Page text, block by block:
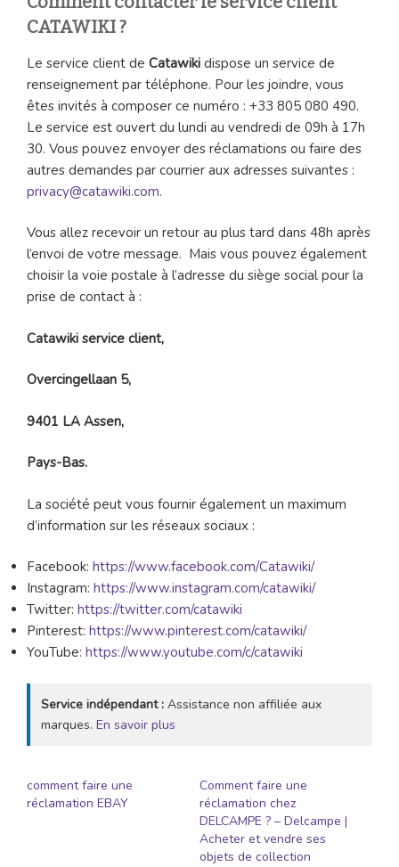
CATAWIKI ?
Le service client de Catawiki dispose un service de
renseignement par téléphone. Pour les joindre, vous
êtes invités à composer ce numéro : +33 805 080 490.
Le service est ouvert du lundi au vendredi de 09h à 17h
30. Vous pouvez envoyer des réclamations ou faire des
autres demandes par courrier aux adresses suivantes :
privacy@catawiki.com.
Vous allez recevoir un retour au plus tard dans 48h après
l’envoi de votre message. Mais vous pouvez également
choisir la voie postale à l’adresse du siège social pour la
prise de contact à :
Catawiki service client,
Overcingellaan 5,
9401 LA Assen,
Pays-Bas.
La société peut vous fournir également un maximum
d’information sur les réseaux sociaux :
Facebook: https://www.facebook.com/Catawiki/
Instagram: https://www.instagram.com/catawiki/
Twitter: https://twitter.com/catawiki
Pinterest: https://www.pinterest.com/catawiki/
YouTube: https://www.youtube.com/c/catawiki
Service indépendant : Assistance non affiliée aux
marques. En savoir plus
comment faire une
réclamation EBAY
Comment faire une
réclamation chez
DELCAMPE ? – Delcampe |
Acheter et vendre ses
objets de collection